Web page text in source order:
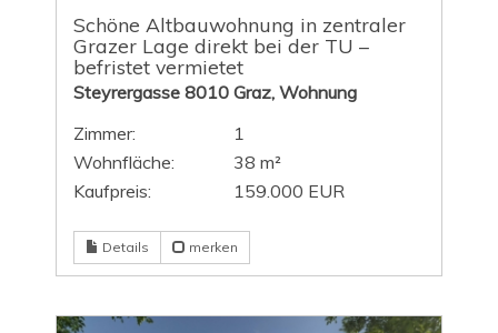
Schöne Altbauwohnung in zentraler
Grazer Lage direkt bei der TU –
befristet vermietet
Steyrergasse 8010 Graz, Wohnung
Zimmer:
1
Wohnfläche:
38 m²
Kaufpreis:
159.000 EUR
Details merken